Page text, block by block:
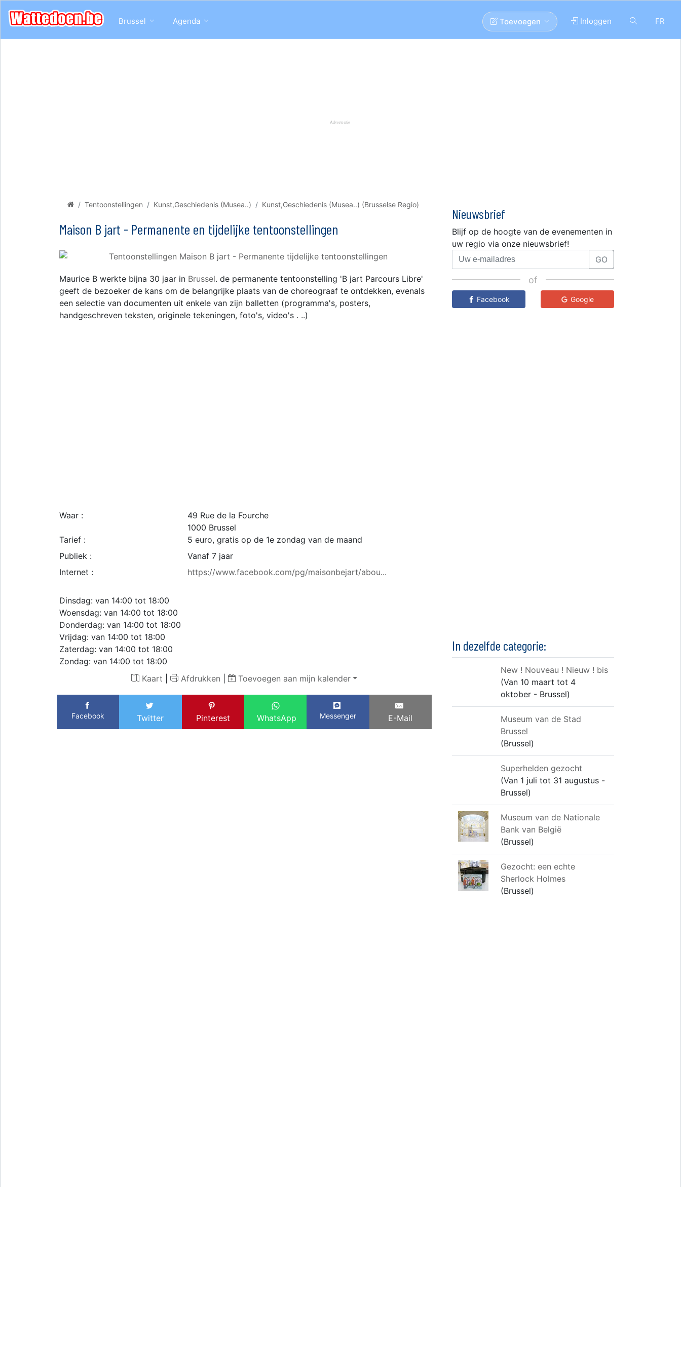
Brussel Agenda FR
Inloggen
Toevoegen
Tentoonstellingen Kunst,Geschiedenis (Musea..) Kunst,Geschiedenis (Musea..) (Brusselse Regio)
Maison B jart - Permanente en tijdelijke tentoonstellingen
Maurice B werkte bijna 30 jaar in Brussel. de permanente tentoonstelling 'B jart Parcours Libre'
geeft de bezoeker de kans om de belangrijke plaats van de choreograaf te ontdekken, evenals
een selectie van documenten uit enkele van zijn balletten (programma's, posters,
handgeschreven teksten, originele tekeningen, foto's, video's . ..)
Waar :
49 Rue de la Fourche
1000 Brussel
Tarief :
5 euro, gratis op de 1e zondag van de maand
Publiek :
Vanaf 7 jaar
Internet :
https://www.facebook.com/pg/maisonbejart/abou...
Dinsdag: van 14:00 tot 18:00
Woensdag: van 14:00 tot 18:00
Donderdag: van 14:00 tot 18:00
Vrijdag: van 14:00 tot 18:00
Zaterdag: van 14:00 tot 18:00
Zondag: van 14:00 tot 18:00
Kaart
Afdrukken Toevoegen aan mijn kalender
Facebook Twitter Pinterest WhatsApp Messenger E-Mail
Nieuwsbrief
Blijf op de hoogte van de evenementen in
uw regio via onze nieuwsbrief!
GO
of
Facebook Google
In dezelfde categorie:
New ! Nouveau ! Nieuw ! bis
(Van 10 maart tot 4
oktober - Brussel)
Museum van de Stad
Brussel
(Brussel)
Superhelden gezocht
(Van 1 juli tot 31 augustus -
Brussel)
Museum van de Nationale
Bank van België
(Brussel)
Gezocht: een echte
Sherlock Holmes
(Brussel)